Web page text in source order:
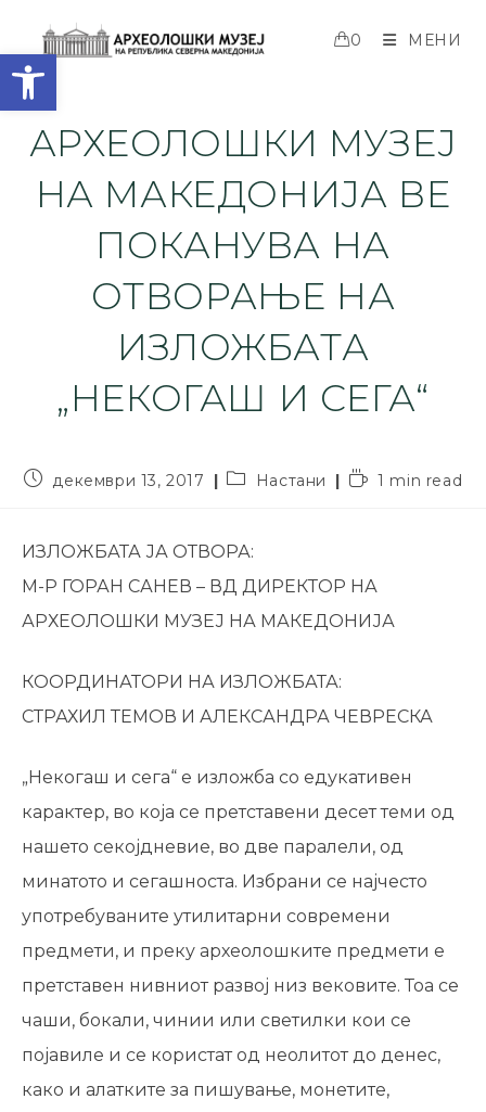
Open toolbar
0 МЕНИ
АРХЕОЛОШКИ МУЗЕЈ
НА МАКЕДОНИЈА ВЕ
ПОКАНУВА НА
ОТВОРАЊЕ НА
ИЗЛОЖБАТА
„НЕКОГАШ И СЕГА“
декември 13, 2017 Настани 1 min read
ИЗЛОЖБАТА ЈА ОТВОРА:
М-Р ГОРАН САНЕВ – ВД ДИРЕКТОР НА
АРХЕОЛОШКИ МУЗЕЈ НА МАКЕДОНИЈА
КООРДИНАТОРИ НА ИЗЛОЖБАТА:
СТРАХИЛ ТЕМОВ И АЛЕКСАНДРА ЧЕВРЕСКА
„Некогаш и сега“ е изложба со едукативен
карактер, во која се претставени десет теми од
нашето секојдневие, во две паралели, од
минатото и сегашноста. Избрани се најчесто
употребуваните утилитарни современи
предмети, и преку археолошките предмети е
претставен нивниот развој низ вековите. Тоа се
чаши, бокали, чинии или светилки кои се
појавиле и се користат од неолитот до денес,
како и алатките за пишување, монетите,